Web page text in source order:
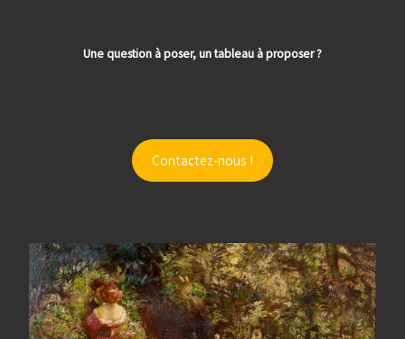
Une question à poser, un tableau à proposer ?
Contactez-nous !